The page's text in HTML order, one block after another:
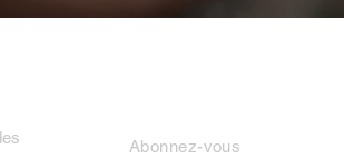
Abonnez-vous